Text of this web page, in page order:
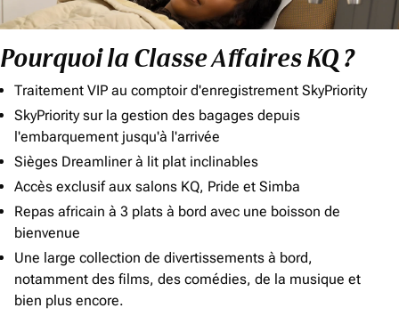
Pourquoi la Classe Affaires KQ ?
Traitement VIP au comptoir d'enregistrement SkyPriority
SkyPriority sur la gestion des bagages depuis
l'embarquement jusqu'à l'arrivée
Sièges Dreamliner à lit plat inclinables
Accès exclusif aux salons KQ, Pride et Simba
Repas africain à 3 plats à bord avec une boisson de
bienvenue
Une large collection de divertissements à bord,
notamment des films, des comédies, de la musique et
bien plus encore.